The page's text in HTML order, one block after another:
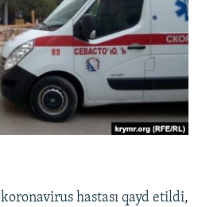
hastası qayd etildi,